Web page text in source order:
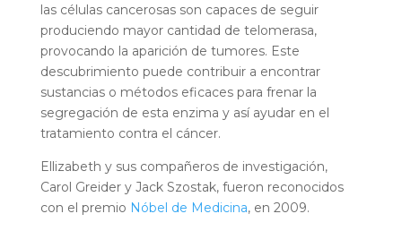
las células cancerosas son capaces de seguir
produciendo mayor cantidad de telomerasa,
provocando la aparición de tumores. Este
descubrimiento puede contribuir a encontrar
sustancias o métodos eficaces para frenar la
segregación de esta enzima y así ayudar en el
tratamiento contra el cáncer.
Ellizabeth y sus compañeros de investigación,
Carol Greider y Jack Szostak, fueron reconocidos
con el premio Nóbel de Medicina, en 2009.